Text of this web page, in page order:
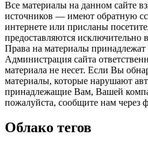
Все материалы на данном сайте
источников — имеют обратную
интернете или присланы
предоставляются исключительно
Права на материалы принадлежат
Администрация сайта
материала не несет. Если Вы
материалы, которые нарушают
принадлежащие Вам, Вашей
пожалуйста, сообщите нам через
Облако тегов